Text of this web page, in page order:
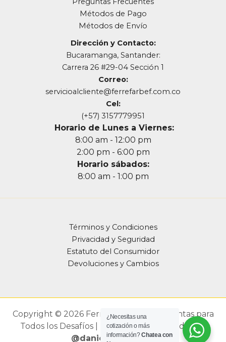
Métodos de Pago
Métodos de Envío
Dirección y Contacto:
Bucaramanga, Santander:
Carrera 26 #29-04 Sección 1
Correo:
servicioalcliente@ferrefarbef.com.co
Cel:
(+57) 3157779951
Horario de Lunes a Viernes:
8:00 am - 12:00 pm
2:00 pm - 6:00 pm
Horario sábados:
8:00 am - 1:00 pm
Términos y Condiciones
Privacidad y Seguridad
Estatuto del Consumidor
Devoluciones y Cambios
Copyright © 2026 Ferrefarbef - Herramientas para
Todos los Desafíos | Diseño Web Realizado por
@danielortega.ega
¿Necesitas una
cotización o más
información?Chatea con